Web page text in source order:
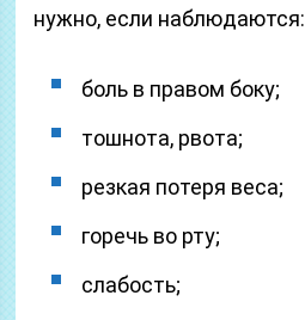
нужно, если наблюдаются:
боль в правом боку;
тошнота, рвота;
резкая потеря веса;
горечь во рту;
слабость;